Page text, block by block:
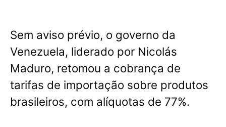
Sem aviso prévio, o governo da
Venezuela, liderado por Nicolás
Maduro, retomou a cobrança de
tarifas de importação sobre produtos
brasileiros, com alíquotas de 77%.